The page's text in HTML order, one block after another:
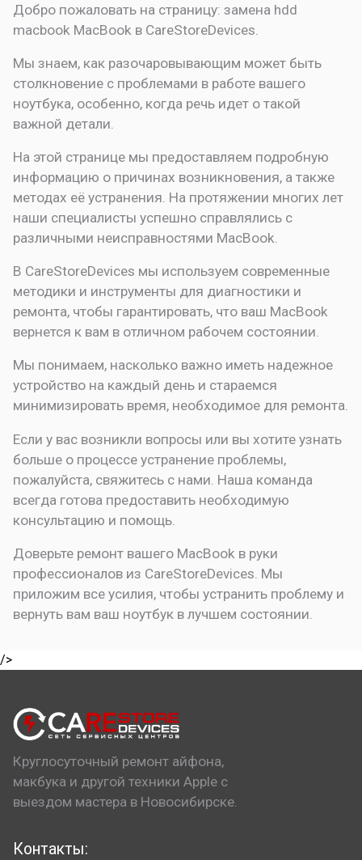
Добро пожаловать на страницу:замена hdd
macbook MacBook в CareStoreDevices.
Мы знаем, как разочаровывающим может быть
столкновение с проблемами в работе вашего
ноутбука, особенно, когда речь идет о такой
важной детали.
На этой странице мы предоставляем подробную
информацию о причинах возникновения, а также
методах её устранения. На протяжении многих лет
наши специалисты успешно справлялись с
различными неисправностями MacBook.
В CareStoreDevices мы используем современные
методики и инструменты для диагностики и
ремонта, чтобы гарантировать, что ваш MacBook
вернется к вам в отличном рабочем состоянии.
Мы понимаем, насколько важно иметь надежное
устройство на каждый день и стараемся
минимизировать время, необходимое для ремонта.
Если у вас возникли вопросы или вы хотите узнать
больше о процессе устранение проблемы,
пожалуйста, свяжитесь с нами. Наша команда
всегда готова предоставить необходимую
консультацию и помощь.
Доверьте ремонт вашего MacBook в руки
профессионалов из CareStoreDevices. Мы
приложим все усилия, чтобы устранить проблему и
вернуть вам ваш ноутбук в лучшем состоянии.
/>
Круглосуточный ремонт айфона,
макбука и другой техники Apple с
выездом мастера в Новосибирске.
Контакты: